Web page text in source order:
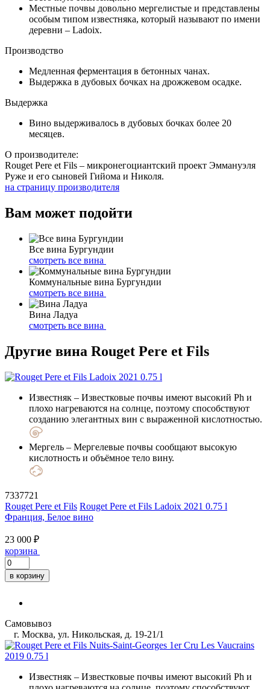
Местные почвы довольно мергелистые и представлены
особым типом известняка, который называют по имени
деревни – Ladoix.
Производство
Медленная ферментация в бетонных чанах.
Выдержка в дубовых бочках на дрожжевом осадке.
Выдержка
Вино выдерживалось в дубовых бочках более 20
месяцев.
О производителе:
Rouget Pere et Fils – микронегоциантский проект Эммануэля
Руже и его сыновей Гийома и Николя.
на страницу производителя
Вам может подойти
Все вина Бургундии
смотреть все вина
Коммунальные вина Бургундии
смотреть все вина
Вина Ладуа
смотреть все вина
Другие вина Rouget Pere et Fils
Известняк – Известковые почвы имеют высокий Ph и
плохо нагреваются на солнце, поэтому способствуют
созданию элегантных вин с выраженной кислотностью.
Мергель – Мергелевые почвы сообщают высокую
кислотность и объёмное тело вину.
7337721
Rouget Pere et Fils Rouget Pere et Fils Ladoix 2021 0.75 l
Франция, Белое вино
23 000 ₽
корзина
в корзину
Самовывоз
г. Москва, ул. Никольская, д. 19-21/1
Известняк – Известковые почвы имеют высокий Ph и